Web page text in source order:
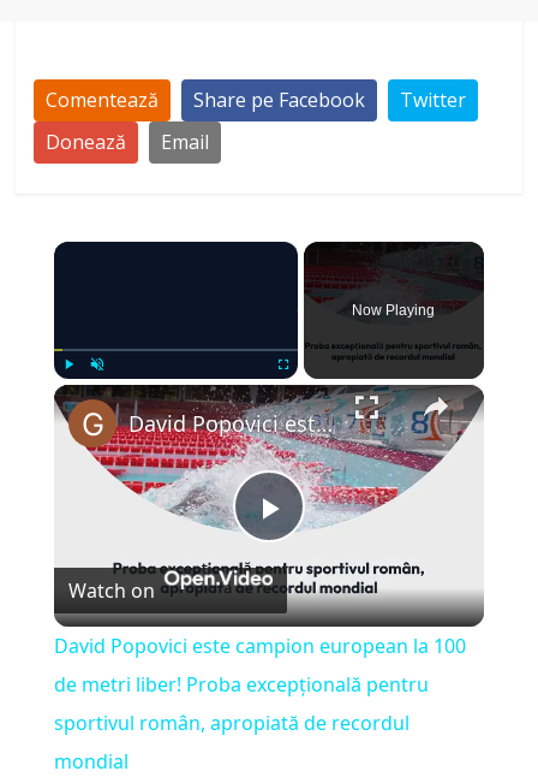
Comentează Share pe Facebook
Twitter
Donează
Email
×
Play Unmute Fullscreen
Now Playing
×
P
l
a
David Popovici este campion european la 100 de metri liber! Proba excepțională pentru sportivul român, apropiată de recordul mondial
Watch on
David Popovici este campion european la 100
de metri liber! Proba excepțională pentru
sportivul român, apropiată de recordul
mondial